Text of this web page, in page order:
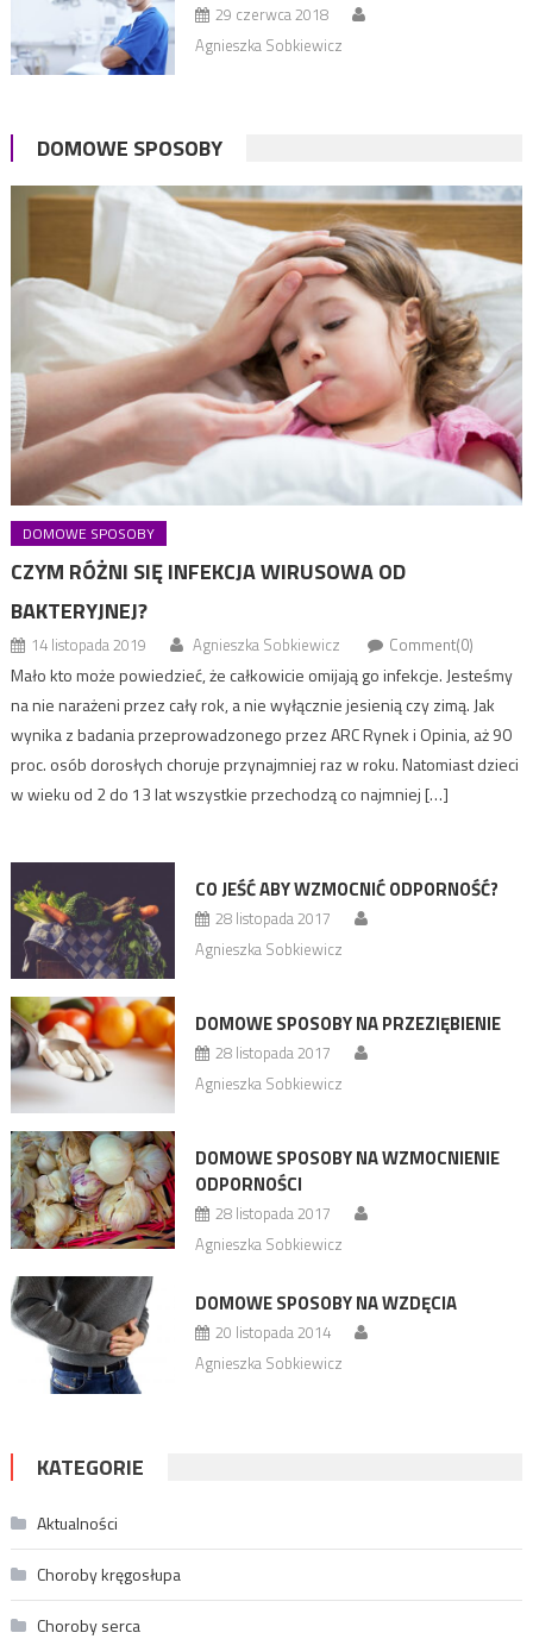
29 czerwca 2018
Agnieszka Sobkiewicz
DOMOWE SPOSOBY
DOMOWE SPOSOBY
CZYM RÓŻNI SIĘ INFEKCJA WIRUSOWA OD
BAKTERYJNEJ?
14 listopada 2019 Agnieszka Sobkiewicz Comment(0)
Mało kto może powiedzieć, że całkowicie omijają go infekcje. Jesteśmy
na nie narażeni przez cały rok, a nie wyłącznie jesienią czy zimą. Jak
wynika z badania przeprowadzonego przez ARC Rynek i Opinia, aż 90
proc. osób dorosłych choruje przynajmniej raz w roku. Natomiast dzieci
w wieku od 2 do 13 lat wszystkie przechodzą co najmniej […]
CO JEŚĆ ABY WZMOCNIĆ ODPORNOŚĆ?
28 listopada 2017
Agnieszka Sobkiewicz
DOMOWE SPOSOBY NA PRZEZIĘBIENIE
28 listopada 2017
Agnieszka Sobkiewicz
DOMOWE SPOSOBY NA WZMOCNIENIE
ODPORNOŚCI
28 listopada 2017
Agnieszka Sobkiewicz
DOMOWE SPOSOBY NA WZDĘCIA
20 listopada 2014
Agnieszka Sobkiewicz
KATEGORIE
Aktualności
Choroby kręgosłupa
Choroby serca